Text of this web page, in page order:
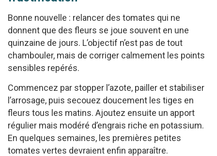
Bonne nouvelle : relancer des tomates qui ne
donnent que des fleurs se joue souvent en une
quinzaine de jours. L’objectif n’est pas de tout
chambouler, mais de corriger calmement les points
sensibles repérés.
Commencez par stopper l’azote, pailler et stabiliser
l’arrosage, puis secouez doucement les tiges en
fleurs tous les matins. Ajoutez ensuite un apport
régulier mais modéré d’engrais riche en potassium.
En quelques semaines, les premières petites
tomates vertes devraient enfin apparaître.